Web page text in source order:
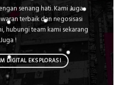
senang hati. Kami Juga
terbaik dan negosisasi
hubungi team kami sekarang
Juga !
DIGITAL EKSPLORASI